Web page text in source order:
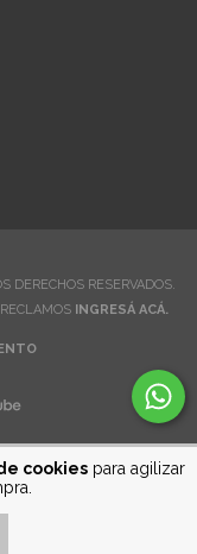
cookiespara agilizar
DERECHOS RESERVADOS.
INGRESÁ ACÁ.